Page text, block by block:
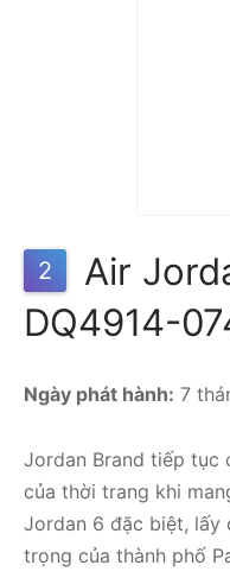
2
Air
DQ4914-
Ngày phát hành: 7
Jordan Brand tiếp tục
của thời trang khi
Jordan 6 đặc biệt, lấy
trọng của thành phố